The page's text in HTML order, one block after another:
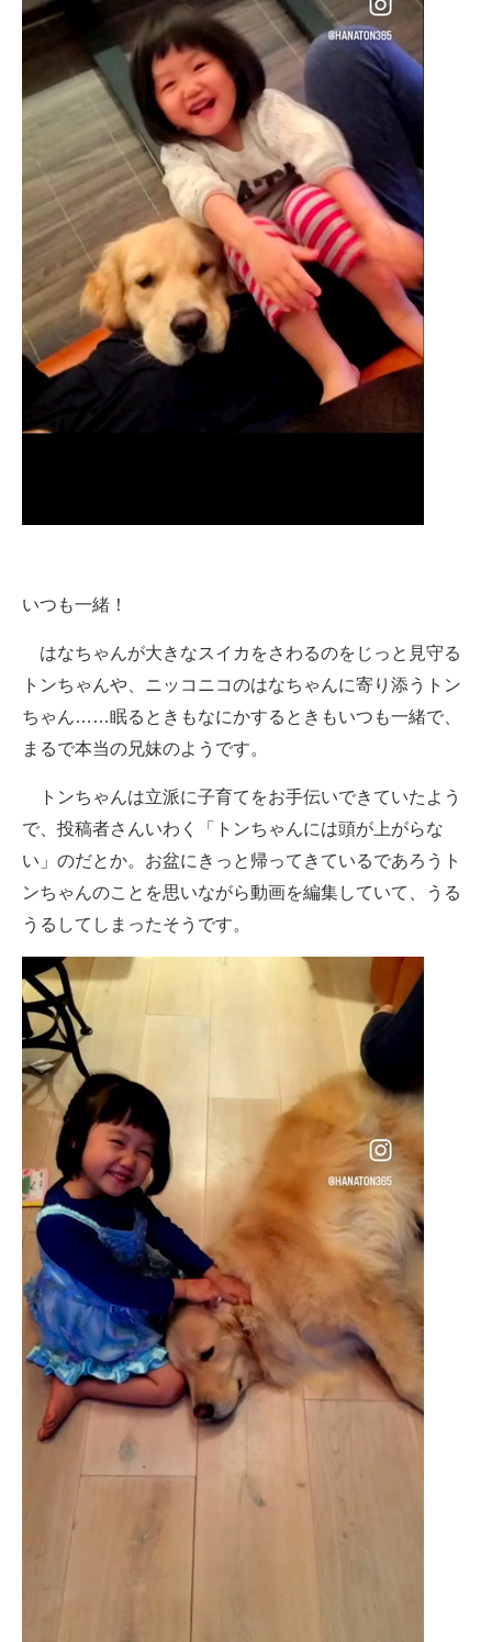
いつも一緒！
はなちゃんが大きなスイカをさわるのをじっと見守る
トンちゃんや、ニッコニコのはなちゃんに寄り添うトン
ちゃん……眠るときもなにかするときもいつも一緒で、
まるで本当の兄妹のようです。
トンちゃんは立派に子育てをお手伝いできていたよう
で、投稿者さんいわく「トンちゃんには頭が上がらな
い」のだとか。お盆にきっと帰ってきているであろうト
ンちゃんのことを思いながら動画を編集していて、うる
うるしてしまったそうです。